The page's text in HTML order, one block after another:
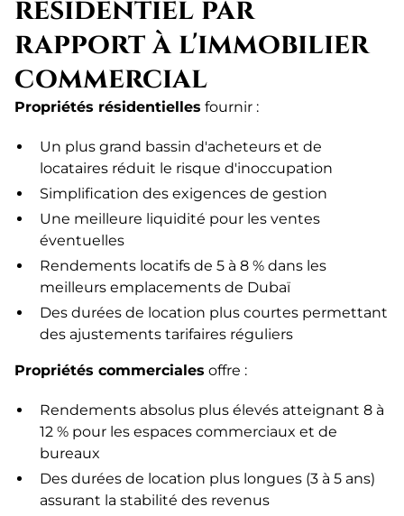
résidentiel par
rapport à l'immobilier
commercial
Propriétés résidentielles fournir :
Un plus grand bassin d'acheteurs et de
locataires réduit le risque d'inoccupation
Simplification des exigences de gestion
Une meilleure liquidité pour les ventes
éventuelles
Rendements locatifs de 5 à 8 % dans les
meilleurs emplacements de Dubaï
Des durées de location plus courtes permettant
des ajustements tarifaires réguliers
Propriétés commerciales offre :
Rendements absolus plus élevés atteignant 8 à
12 % pour les espaces commerciaux et de
bureaux
Des durées de location plus longues (3 à 5 ans)
assurant la stabilité des revenus